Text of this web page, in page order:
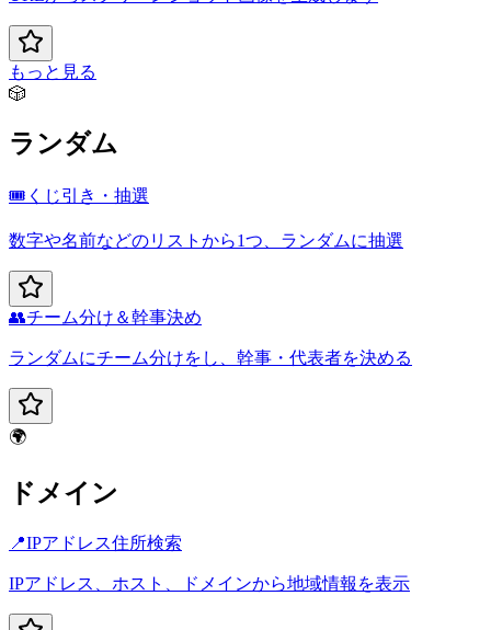
もっと見る
🎲
ランダム
🎟️ くじ引き・抽選
数字や名前などのリストから1つ、ランダムに抽選
👥チーム分け＆幹事決め
ランダムにチーム分けをし、幹事・代表者を決める
🌍
ドメイン
📍IPアドレス住所検索
IPアドレス、ホスト、ドメインから地域情報を表示